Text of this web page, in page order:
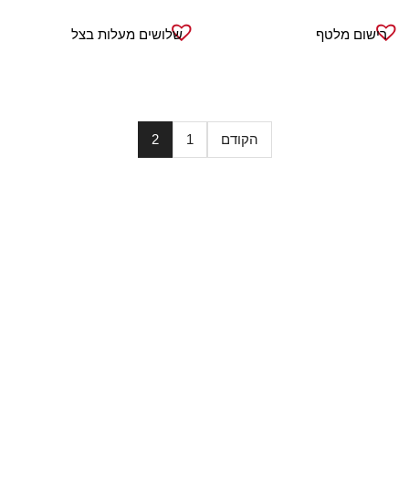
רישום מלטף שלושים מעלות בצל
הקודם 1
2